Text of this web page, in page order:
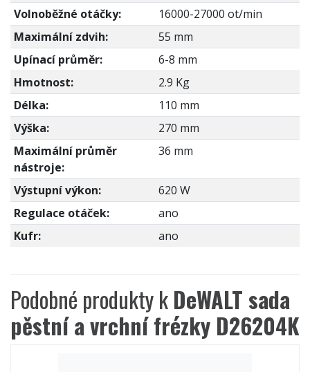
Volnoběžné otáčky:
16000-27000 ot/min
Maximální zdvih:
55 mm
Upínací průměr:
6-8 mm
Hmotnost:
2.9 Kg
Délka:
110 mm
Výška:
270 mm
Maximální průměr
nástroje:
36 mm
Výstupní výkon:
620 W
Regulace otáček:
ano
Kufr:
ano
Podobné produkty kDeWALT sada
pěstní a vrchní frézky D26204K